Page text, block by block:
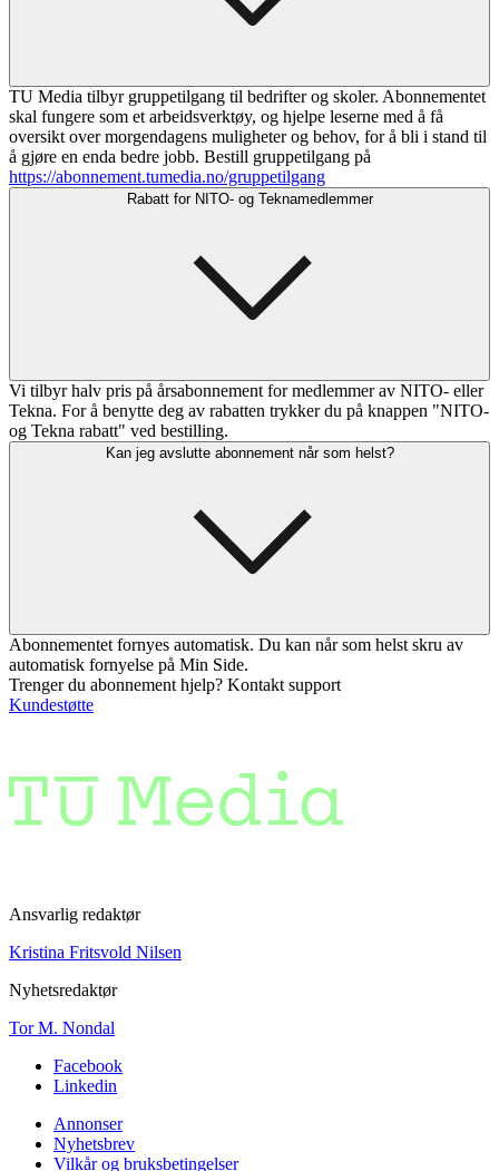
TU Media tilbyr gruppetilgang til bedrifter og skoler. Abonnementet
skal fungere som et arbeidsverktøy, og hjelpe leserne med å få
oversikt over morgendagens muligheter og behov, for å bli i stand til
å gjøre en enda bedre jobb. Bestill gruppetilgang på
https://abonnement.tumedia.no/gruppetilgang
Rabatt for NITO- og Teknamedlemmer
Vi tilbyr halv pris på årsabonnement for medlemmer av NITO- eller
Tekna. For å benytte deg av rabatten trykker du på knappen "NITO-
og Tekna rabatt" ved bestilling.
Kan jeg avslutte abonnement når som helst?
Abonnementet fornyes automatisk. Du kan når som helst skru av
automatisk fornyelse på Min Side.
Trenger du abonnement hjelp? Kontakt support
Kundestøtte
Ansvarlig redaktør
Kristina Fritsvold Nilsen
Nyhetsredaktør
Tor M. Nondal
Facebook
Linkedin
Annonser
Nyhetsbrev
Vilkår og bruksbetingelser